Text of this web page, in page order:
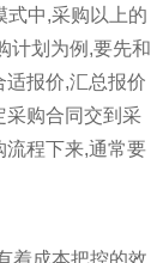
式中,采购以上的
计划为例,要先和
适报价,汇总报价
采购合同交到采
流程下来,通常要
着成本把控的效